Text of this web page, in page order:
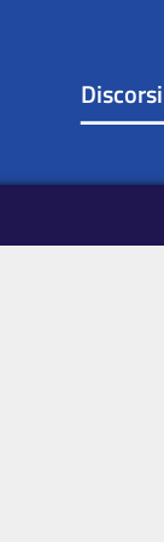
Discorsi